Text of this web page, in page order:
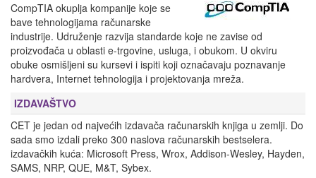
CompTIA okuplja kompanije koje se
bave tehnologijama računarske
industrije. Udruženje razvija standarde koje ne zavise od
proizvođača u oblasti e-trgovine, usluga, i obukom. U okviru
obuke osmišljeni su kursevi i ispiti koji označavaju poznavanje
hardvera, Internet tehnologija i projektovanja mreža.
IZDAVAŠTVO
CET je jedan od najvećih izdavača računarskih knjiga u zemlji. Do
sada smo izdali preko 300 naslova računarskih bestselera.
izdavačkih kuća: Microsoft Press, Wrox, Addison-Wesley, Hayden,
SAMS, NRP, QUE, M&T, Sybex.